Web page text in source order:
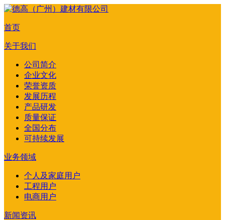
首页
关于我们
公司简介
企业文化
荣誉资质
发展历程
产品研发
质量保证
全国分布
可持续发展
业务领域
个人及家庭用户
工程用户
电商用户
新闻资讯